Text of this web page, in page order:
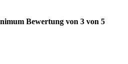
Bewertung von 3 von 5